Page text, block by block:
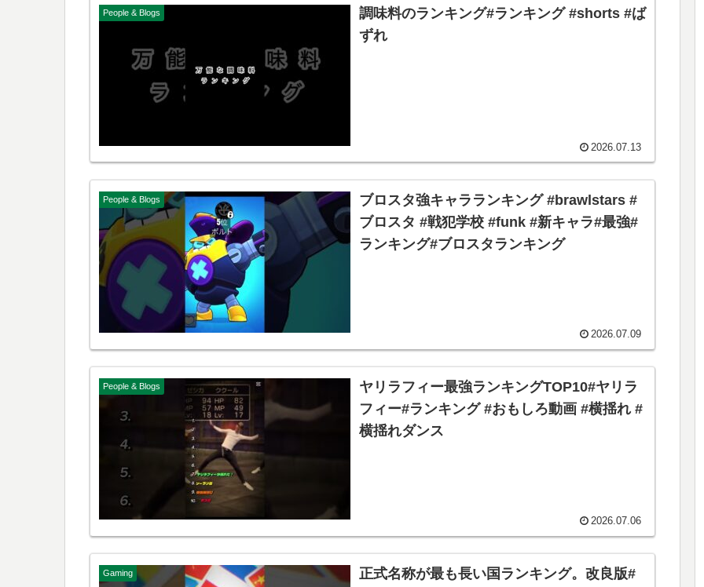
People & Blogs
調味料のランキング#ランキング #shorts #ば
ずれ
2026.07.13
People & Blogs
ブロスタ強キャラランキング #brawlstars #
ブロスタ #戦犯学校 #funk #新キャラ#最強#
ランキング#ブロスタランキング
2026.07.09
People & Blogs
ヤリラフィー最強ランキングTOP10#ヤリラ
フィー#ランキング #おもしろ動画 #横揺れ #
横揺れダンス
2026.07.06
Gaming
正式名称が最も長い国ランキング。改良版#